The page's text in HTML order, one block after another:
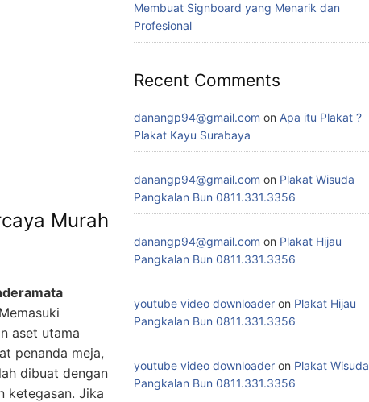
Murah
Memasuki
aset utama
penanda meja,
dibuat dengan
ketegasan. Jika
Membuat Signboard yang Menarik dan
Profesional
Recent Comments
danangp94@gmail.com on Apa itu Plakat ?
Plakat Kayu Surabaya
danangp94@gmail.com on Plakat Wisuda
Pangkalan Bun 0811.331.3356
danangp94@gmail.com on Plakat Hijau
Pangkalan Bun 0811.331.3356
youtube video downloader on Plakat Hijau
Pangkalan Bun 0811.331.3356
youtube video downloader on Plakat Wisuda
Pangkalan Bun 0811.331.3356